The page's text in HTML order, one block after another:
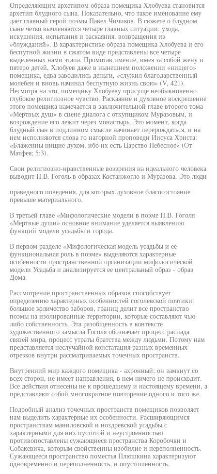
Определяющим архетипом образа помещика Хлобуева становится
архетип блудного сына. Показательно, что такое именование ему
дает главный герой поэмы Павел Чичиков. В сюжете о блудном
сыне четко вычленяются четыре главных ситуации: ухода,
искушения, испытания и раскаяния, возвращения из
«блужданий». В характеристике образа помещика Хлобуева и его
беспутной жизни в сжатом виде представлены все четыре
выделенных нами этапа. Промотав имение, имея за собой жену и
пятеро детей, Хлобуев даже в нынешнем положении «нищего»
помещика, едва заводились деньги, «служил благодарственный
молебен и вновь начинал беспутную жизнь свою» (V, 421).
Несмотря на это, помещику Хлобуеву присуще необыкновенно
глубокое религиозное чувство. Раскаяние и духовное воскрешение
этого помещика намечается в заключительной главе второго тома
«Мертвых душ» в сцене диалога с откупщиком Муразовым, и
возрождение его лежит через монастырь. Это момент, когда
блудный сын в подлинном смысле начинает перерождаться, и на
нем исполняются слова го нагорной проповеди Иисуса Христа:
«Блаженны нищие духом, ибо их есть Царство Небесное» (От
Матфея; 5:3).
Свои религиозно-нравственные воззрения на идеального человека
выводит Н.В. Гоголь в образах Костанжогло и Муразова. Это люди
праведного поведения, для которых духовное благосостояние
превыше материального.
В третьей главе «Мифологические модели в поэме Н.В. Гоголя
«Мертвые души» основное внимание уделяется выявлению
функций модели усадьбы и города.
В первом разделе «Мифологическая модель усадьбы и ее
функциональная роль в поэме» выделяются характерные
особенности пространственной организации мифологической
модели Усадьба и анализируется ее центральный образ - образ
Дома.
Рассмотрение пространственных образов способствует
определению характерных особенностей гоголевской поэтики:
большое количество заборов, границ делит все пространство
поэмы на изолированные территории, которые составляют чью-
либо собственность. Эта разобщенность в контексте
художественного замысла Гоголя обозначает процесс распада
связей мира, процесс утраты братства между людьми. Потому нам
представляется неслучайной констатация разных временных
отрезков внутри рассматриваемых точечных пространств.
Внутренний мир каждого помещика - ахронный; он замкнут со
всех сторон, не имеет направления, в нем ничего не происходит.
Все действия отнесены не к прошедшему и настоящему времени, а
представляют собой многократное повторение одного и того же.
Подробный анализ точечных пространств помещиков позволяет
нам выделить характерные их особенности. Расширяющимся
пространствам маниловской и ноздревской усадьбы с
характерными для них пустотой и неустроенностью
противопоставлены сужающиеся пространства Коробочки и
Собакевича, которым свойственны изобилие и переполненность.
Сужающееся пространство поместья Плюшкина характеризуют
одновременно и переполненность, и опустошенность.